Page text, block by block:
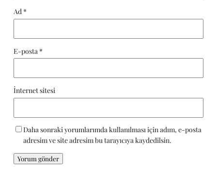
Ad *
E-posta *
İnternet sitesi
Daha sonraki yorumlarımda kullanılması için adım, e-posta
adresim ve site adresim bu tarayıcıya kaydedilsin.